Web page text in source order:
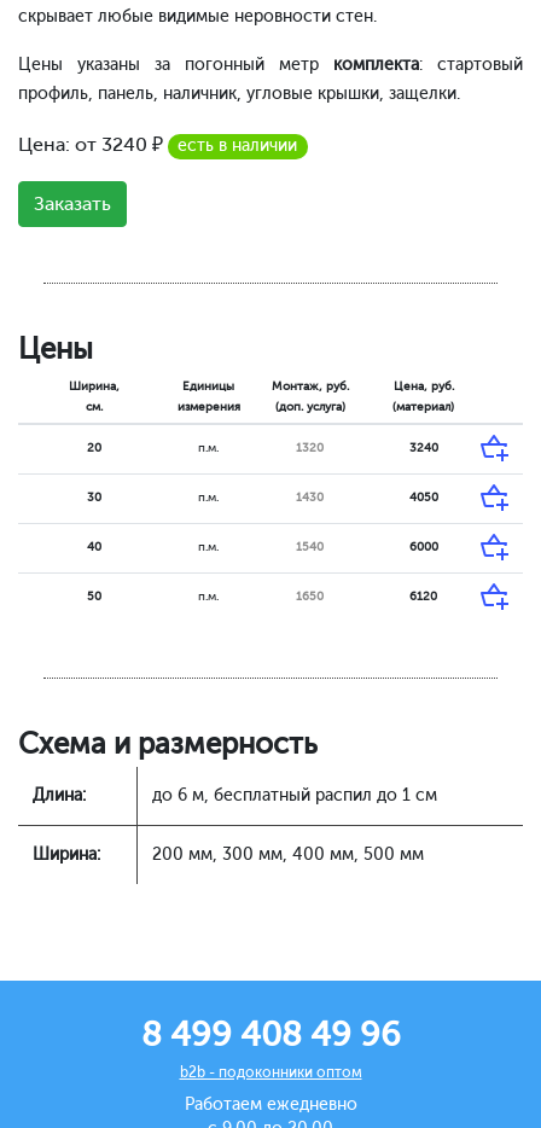
скрывает любые видимые неровности стен.
Цены указаны за погонный метр комплекта: стартовый
профиль, панель, наличник, угловые крышки, защелки.
Цена: от 3240 ₽ есть в наличии
Заказать
Цены
Ширина,
см.
Единицы
измерения
Монтаж, руб.
(доп. услуга)
Цена, руб.
(материал)
20 п.м. 1320 3240
30 п.м. 1430 4050
40 п.м. 1540 6000
50 п.м. 1650 6120
Схема и размерность
Длина: до 6 м, бесплатный распил до 1 см
Ширина: 200 мм, 300 мм, 400 мм, 500 мм
8 499 408 49 96
b2b - подоконники оптом
Работаем ежедневно